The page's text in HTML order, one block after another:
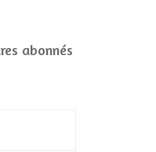
abonnés